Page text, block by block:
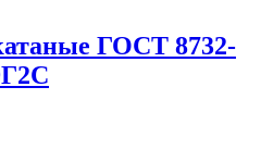
ГОСТ 8732-